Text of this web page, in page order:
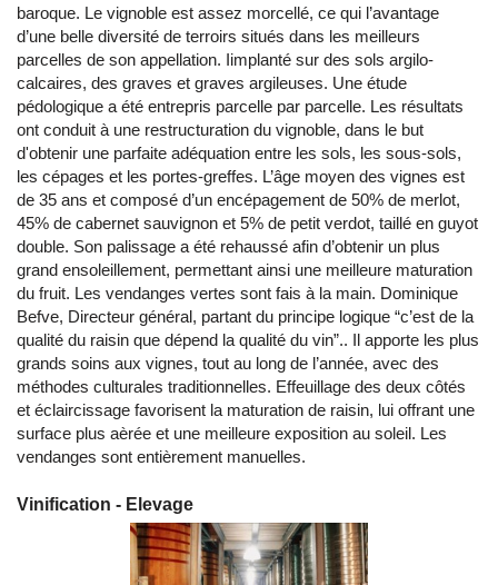
baroque. Le vignoble est assez morcellé, ce qui l’avantage
d’une belle diversité de terroirs situés dans les meilleurs
parcelles de son appellation. Iimplanté sur des sols argilo-
calcaires, des graves et graves argileuses. Une étude
pédologique a été entrepris parcelle par parcelle. Les résultats
ont conduit à une restructuration du vignoble, dans le but
d'obtenir une parfaite adéquation entre les sols, les sous-sols,
les cépages et les portes-greffes. L’âge moyen des vignes est
de 35 ans et composé d’un encépagement de 50% de merlot,
45% de cabernet sauvignon et 5% de petit verdot, taillé en guyot
double. Son palissage a été rehaussé afin d’obtenir un plus
grand ensoleillement, permettant ainsi une meilleure maturation
du fruit. Les vendanges vertes sont fais à la main. Dominique
Befve, Directeur général, partant du principe logique “c’est de la
qualité du raisin que dépend la qualité du vin”.. Il apporte les plus
grands soins aux vignes, tout au long de l’année, avec des
méthodes culturales traditionnelles. Effeuillage des deux côtés
et éclaircissage favorisent la maturation de raisin, lui offrant une
surface plus aèrée et une meilleure exposition au soleil. Les
vendanges sont entièrement manuelles.
Vinification - Elevage